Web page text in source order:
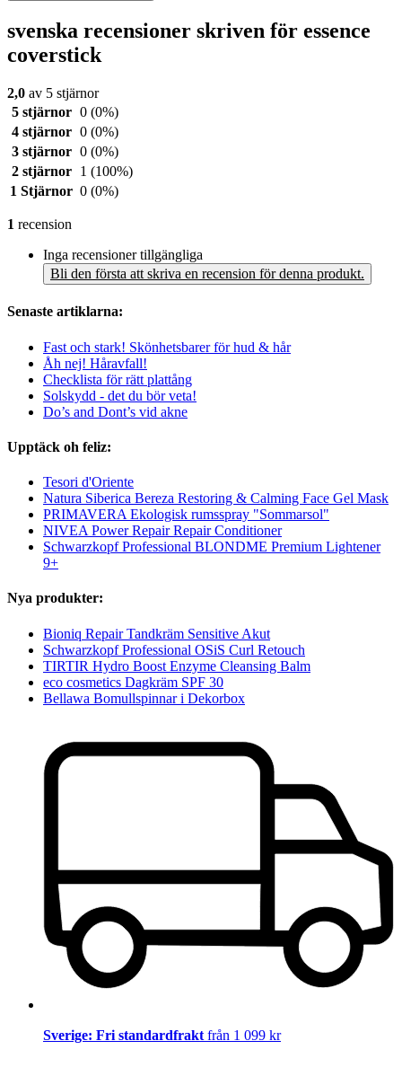
svenska recensioner skriven för essence
coverstick
2,0 av 5 stjärnor
5 stjärnor 0 (0%)
4 stjärnor 0 (0%)
3 stjärnor 0 (0%)
2 stjärnor
1 (100%)
1 Stjärnor 0 (0%)
1 recension
Inga recensioner tillgängliga
Bli den första att skriva en recension för denna produkt.
Senaste artiklarna:
Fast och stark! Skönhetsbarer för hud & hår
Åh nej! Håravfall!
Checklista för rätt plattång
Solskydd - det du bör veta!
Do’s and Dont’s vid akne
Upptäck oh feliz:
Tesori d'Oriente
Natura Siberica Bereza Restoring & Calming Face Gel Mask
PRIMAVERA Ekologisk rumsspray "Sommarsol"
NIVEA Power Repair Repair Conditioner
Schwarzkopf Professional BLONDME Premium Lightener
9+
Nya produkter:
Bioniq Repair Tandkräm Sensitive Akut
Schwarzkopf Professional OSiS Curl Retouch
TIRTIR Hydro Boost Enzyme Cleansing Balm
eco cosmetics Dagkräm SPF 30
Bellawa Bomullspinnar i Dekorbox
Sverige: Fri standardfrakt från 1 099 kr